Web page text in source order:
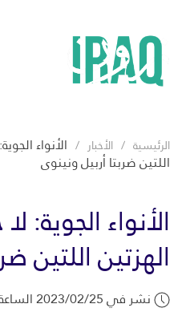
الرئيسية الأخبار الأنواء
اللتين ضربتا أربيل ونينوى
الأنواء الجوية:
الهزتين اللتين
نشر في 2023/02/25 الساعة 11:40 ص